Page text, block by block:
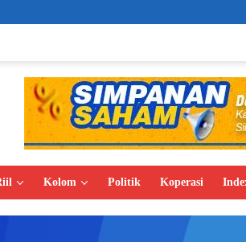
Survei BI:
Kolom Politik Koperasi